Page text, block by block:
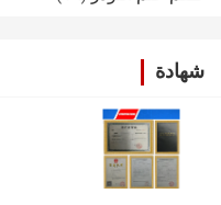
شهادة